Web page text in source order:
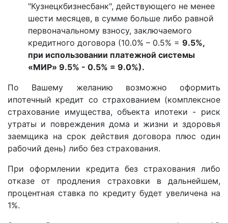
"Кузнецкбизнесбанк", действующего не менее
шести месяцев, в сумме больше либо равной
первоначальному взносу, заключаемого
кредитного договора (10.0% – 0.5% = 9.5%,
при использовании платежной системы
«МИР» 9.5% - 0.5% = 9.0%).
По Вашему желанию возможно оформить
ипотечный кредит со страхованием (комплексное
страхование имущества, объекта ипотеки - риск
утраты и повреждения дома и жизни и здоровья
заемщика на срок действия договора плюс один
рабочий день) либо без страхования.
При оформлении кредита без страхования либо
отказе от продления страховки в дальнейшем,
процентная ставка по кредиту будет увеличена на
1%.